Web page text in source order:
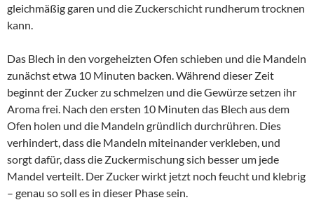
gleichmäßig garen und die Zuckerschicht rundherum trocknen
kann.
Das Blech in den vorgeheizten Ofen schieben und die Mandeln
zunächst etwa 10 Minuten backen. Während dieser Zeit
beginnt der Zucker zu schmelzen und die Gewürze setzen ihr
Aroma frei. Nach den ersten 10 Minuten das Blech aus dem
Ofen holen und die Mandeln gründlich durchrühren. Dies
verhindert, dass die Mandeln miteinander verkleben, und
sorgt dafür, dass die Zuckermischung sich besser um jede
Mandel verteilt. Der Zucker wirkt jetzt noch feucht und klebrig
– genau so soll es in dieser Phase sein.